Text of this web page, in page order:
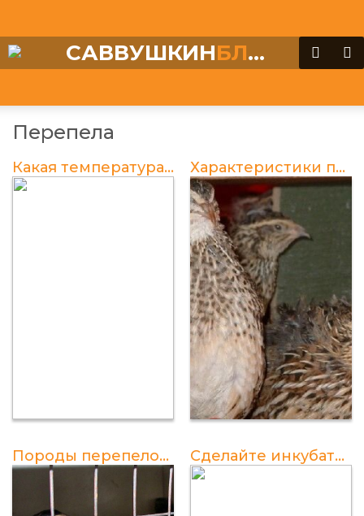
САВВУШКИНБЛОГ
Перепела
Какая температура необходима для успешного вывода перепелов в инкубаторе? Характеристики пород перепелов и их отличительные особенности
Породы перепелов для разведения в домашних условиях Сделайте инкубатор для перепелов своими руками с помощью подробной инструкции